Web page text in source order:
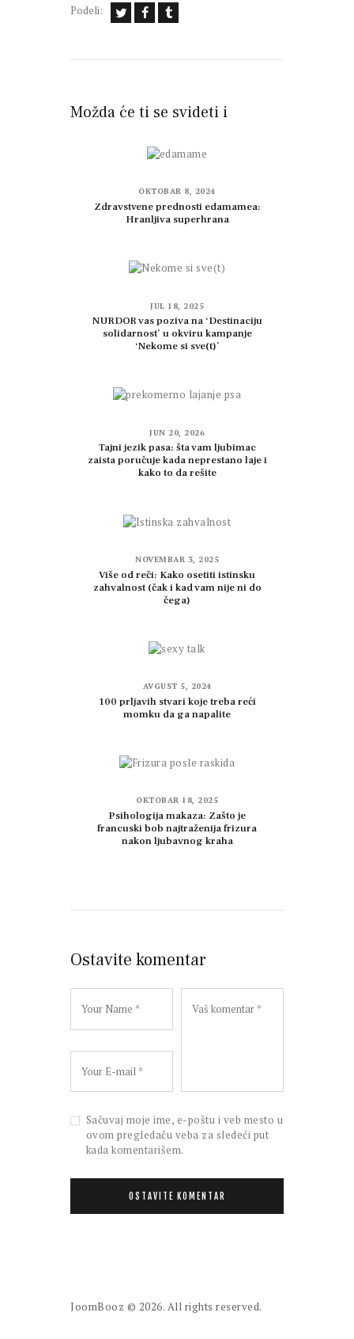
Podeli:
Možda će ti se svideti i
OKTOBAR 8, 2024
Zdravstvene prednosti edamamea:
Hranljiva superhrana
JUL 18, 2025
NURDOR vas poziva na ‘Destinaciju
solidarnost’ u okviru kampanje
‘Nekome si sve(t)’
JUN 20, 2026
Tajni jezik pasa: šta vam ljubimac
zaista poručuje kada neprestano laje i
kako to da rešite
NOVEMBAR 3, 2025
Više od reči: Kako osetiti istinsku
zahvalnost (čak i kad vam nije ni do
čega)
AVGUST 5, 2024
100 prljavih stvari koje treba reći
momku da ga napalite
OKTOBAR 18, 2025
Psihologija makaza: Zašto je
francuski bob najtraženija frizura
nakon ljubavnog kraha
Ostavite komentar
Sačuvaj moje ime, e-poštu i veb mesto u
ovom pregledaču veba za sledeći put
kada komentarišem.
JoomBooz © 2026. All rights reserved.